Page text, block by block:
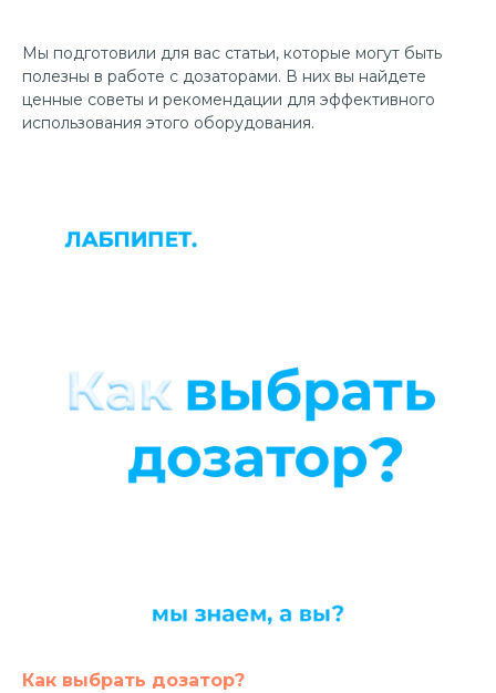
Мы подготовили для вас статьи, которые могут быть
полезны в работе с дозаторами. В них вы найдете
ценные советы и рекомендации для эффективного
использования этого оборудования.
Как выбрать дозатор?